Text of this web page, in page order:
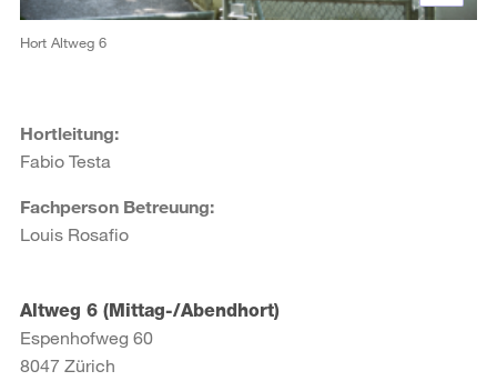
Hort Altweg 6
Hortleitung:
Fabio Testa
Fachperson Betreuung:
Louis Rosafio
Altweg 6 (Mittag-/Abendhort)
Espenhofweg 60
8047 Zürich